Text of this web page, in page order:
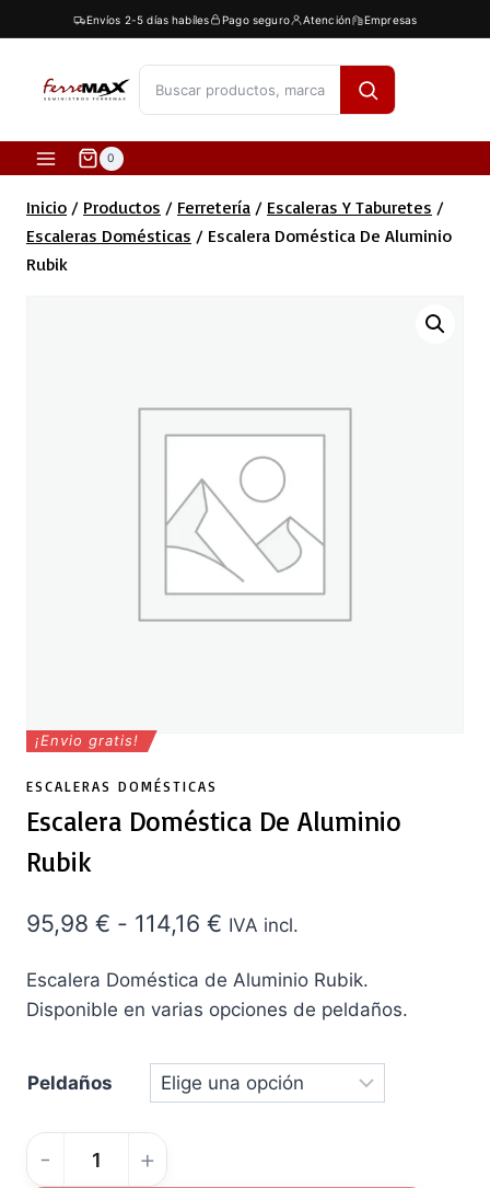
al
contenido
Envíos 2-5 días habíles Pago seguro Atención Empresas
0
Inicio / Productos / Ferretería / Escaleras Y Taburetes /
Escaleras Domésticas / Escalera Doméstica De Aluminio
Rubik
¡Envio gratis!
ESCALERAS DOMÉSTICAS
Escalera Doméstica De Aluminio
Rubik
95,98 € - 114,16 € Rango
precios:
95,98 €
hasta
IVA incl.
Escalera Doméstica de Aluminio Rubik.
Disponible en varias opciones de peldaños.
Peldaños
Escalera